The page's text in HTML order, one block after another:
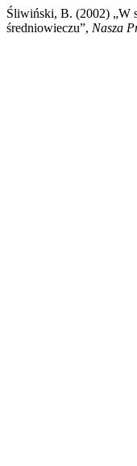
Śliwiński, B. (2002) „W
średniowieczu”, Nasza